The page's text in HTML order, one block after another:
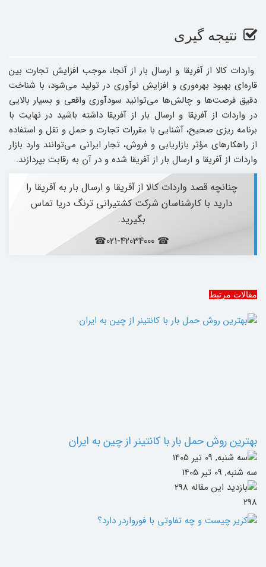
نتیجه گیری
واردات کالا از آفریقا و ارسال بار از آنجا، موجب افزایش تجارت بین
‌قاره‌ای بهبود بهره‌وری و افزایش نوآوری در تولید می‌شود، با شناخت
دقیق فرصت‌ها و چالش‌ها می‌توانید سودآوری واقعی و بسیار بالایی
در واردات از آفریقا و ارسال بار از آفریقا داشته باشید در نهایت با
برنامه‌ ریزی صحیح، آشنایی با مقررات تجارت و حمل و نقل و استفاده
از راهکارهای مؤثر بازاریابی و فروش، تجار ایرانی می‌توانند وارد بازار
واردات از آفریقا و ارسال بار از آفریقا شده و در آن به رقابت بپردازند.
چنانچه قصد واردات کالا از آفریقا و ارسال بار به آفریقا را
دارید با کارشناسان شرکت کشتیرانی ترنگ دریا تماس
بگیرید.
☎ 021-42034000☎
مقالات مرتبط
بهترین روش حمل بار با کانتینر از چین به ایران
سه شنبه, 09 تیر 1405
298